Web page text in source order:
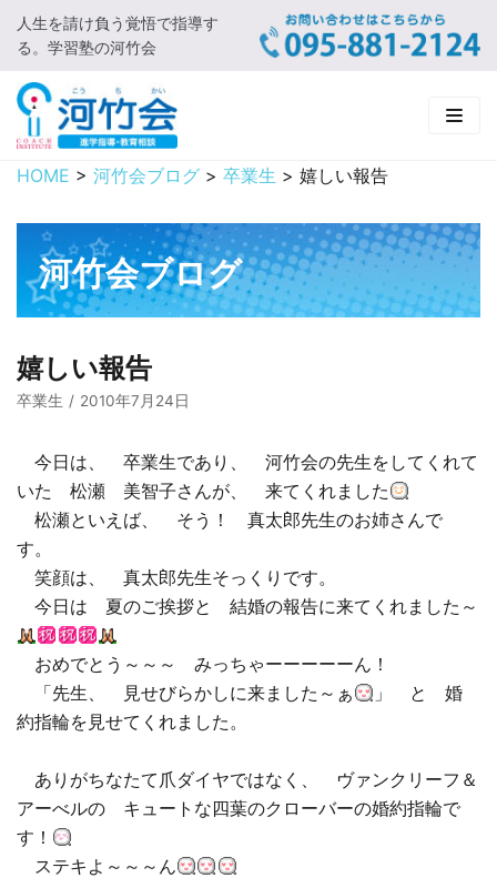
コ
ン
テ
ン
ツ
に
キ
プ
人生を請け負う覚悟で指導す
る。学習塾の河竹会
HOME
新着情報
□ お知らせ
河竹会について
□ 河竹会について
□ よくあるご質問
□ 小学部
□ 高校部
実 績
□ 2019年合格体験記
HOME > 河竹会ブログ > 卒業生 > 嬉しい報告
河竹会ブログ
嬉しい報告
卒業生 2010年7月24日
今日は、 卒業生であり、 河竹会の先生をしてくれて
いた 松瀬 美智子さんが、 来てくれました
松瀬といえば、 そう！ 真太郎先生のお姉さんで
す。
笑顔は、 真太郎先生そっくりです。
今日は 夏のご挨拶と 結婚の報告に来てくれました～
おめでとう～～～ みっちゃーーーーーん！
「先生、 見せびらかしに来ました～ぁ
」 と 婚
約指輪を見せてくれました。
ありがちなたて爪ダイヤではなく、 ヴァンクリーフ＆
アーべルの キュートな四葉のクローバーの婚約指輪で
す！
ステキよ～～～ん